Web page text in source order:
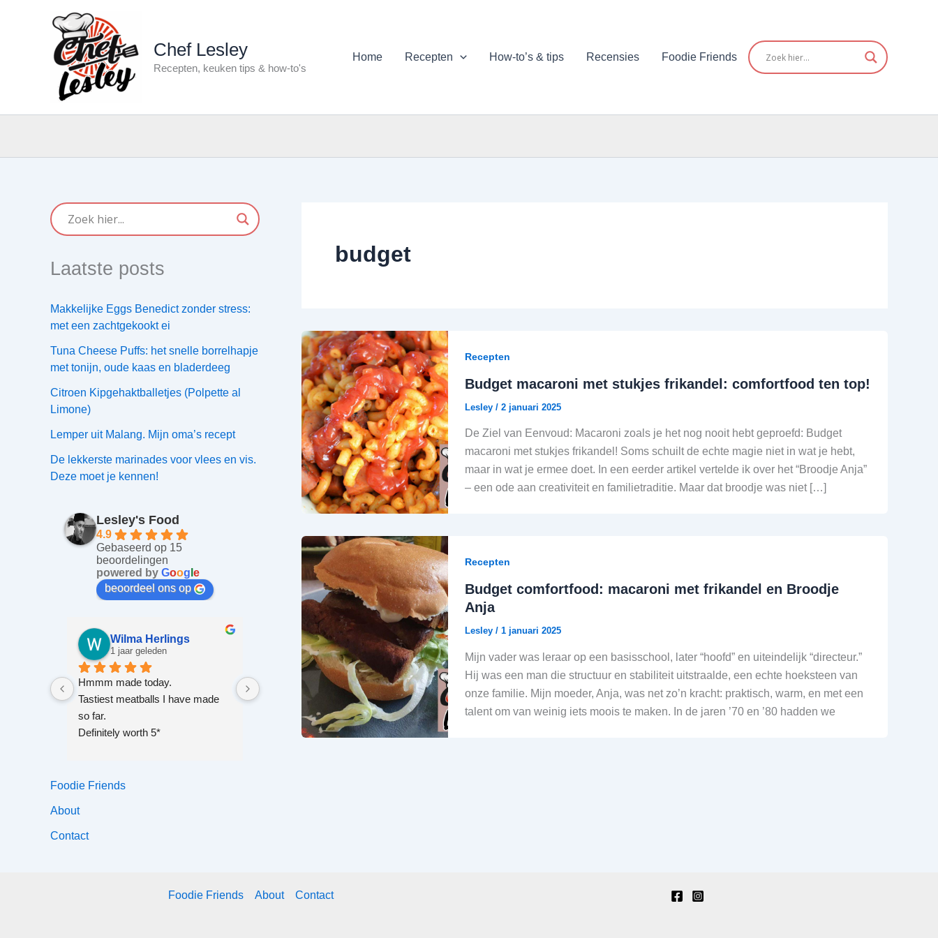
Chef Lesley
Recepten, keuken tips & how-to's
Home Recepten How-to’s & tips Recensies Foodie Friends
Laatste posts
Makkelijke Eggs Benedict zonder stress:
met een zachtgekookt ei
Tuna Cheese Puffs: het snelle borrelhapje
met tonijn, oude kaas en bladerdeeg
Citroen Kipgehaktballetjes (Polpette al
Limone)
Lemper uit Malang. Mijn oma’s recept
De lekkerste marinades voor vlees en vis.
Deze moet je kennen!
Lesley's Food
4.9
Gebaseerd op 15
beoordelingen
powered by Goog e
beoordeel ons op
Wilma Herlings
1 jaar geleden
Hmmm made today.
Tastiest meatballs I have made
so far.
Definitely worth 5*
Sjoukje Lugtmeier
4 jaar geleden
Good quality, good food
Sonja Schrauwers
4 jaar geleden 4 jaar geleden 4 jaar geleden
Goede vakman .. een
aanrader!
Foodie Friends
About
Contact
budget
Recepten
Budget macaroni met stukjes frikandel: comfortfood ten top!
Lesley / 2 januari 2025
De Ziel van Eenvoud: Macaroni zoals je het nog nooit hebt geproefd: Budget
macaroni met stukjes frikandel! Soms schuilt de echte magie niet in wat je hebt,
maar in wat je ermee doet. In een eerder artikel vertelde ik over het “Broodje Anja”
– een ode aan creativiteit en familietraditie. Maar dat broodje was niet […]
Recepten
Budget comfortfood: macaroni met frikandel en Broodje
Anja
Lesley / 1 januari 2025
Mijn vader was leraar op een basisschool, later “hoofd” en uiteindelijk “directeur.”
Hij was een man die structuur en stabiliteit uitstraalde, een echte hoeksteen van
onze familie. Mijn moeder, Anja, was net zo’n kracht: praktisch, warm, en met een
talent om van weinig iets moois te maken. In de jaren ’70 en ’80 hadden we
Foodie Friends About Contact